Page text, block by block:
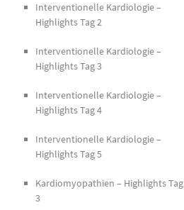
Interventionelle Kardiologie –
Highlights Tag 2
Interventionelle Kardiologie –
Highlights Tag 3
Interventionelle Kardiologie –
Highlights Tag 4
Interventionelle Kardiologie –
Highlights Tag 5
Kardiomyopathien – Highlights Tag
3